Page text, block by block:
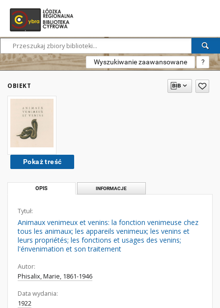
Wyszukiwanie zaawansowane ?
OBIEKT
Pokaż treść
OPIS INFORMACJE
Tytuł:
Animaux venimeux et venins: la fonction venimeuse chez
tous les animaux; les appareils venimeux; les venins et
leurs propriétés; les fonctions et usages des venins;
l'énvenimation et son traitement
Autor:
Phisalix, Marie, 1861-1946
Data wydania:
1922